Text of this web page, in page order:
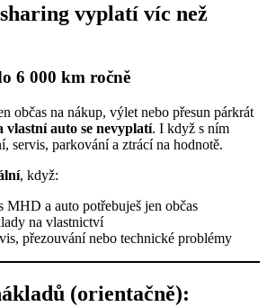
vyplatí víc než
6 000 km ročně
občas na nákup, výlet nebo přesun párkrát
vlastní auto se nevyplatí. I když s ním
servis, parkování a ztrácí na hodnotě.
, když:
MHD a auto potřebuješ jen občas
na vlastnictví
přezouvání nebo technické problémy
(orientačně):